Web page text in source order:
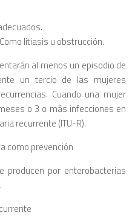
litiasis u obstrucción.
al menos un episodio de
un tercio de las mujeres
Cuando una mujer
o 3 o más infecciones en
recurrente (ITU-R).
como prevención
producen por enterobacterias